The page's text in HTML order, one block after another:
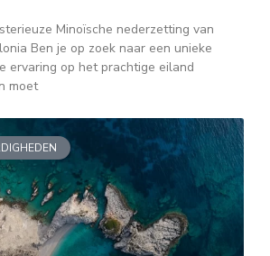
Minoïsche nederzetting van
Ben je op zoek naar een unieke
ervaring op het prachtige eiland
moet